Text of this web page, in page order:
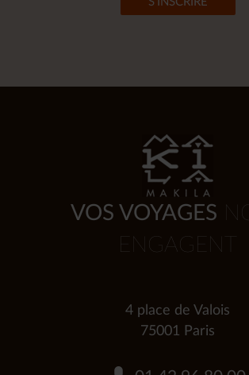
VOS VOYAGES
ENGAGENT
4 place de Valois
75001 Paris